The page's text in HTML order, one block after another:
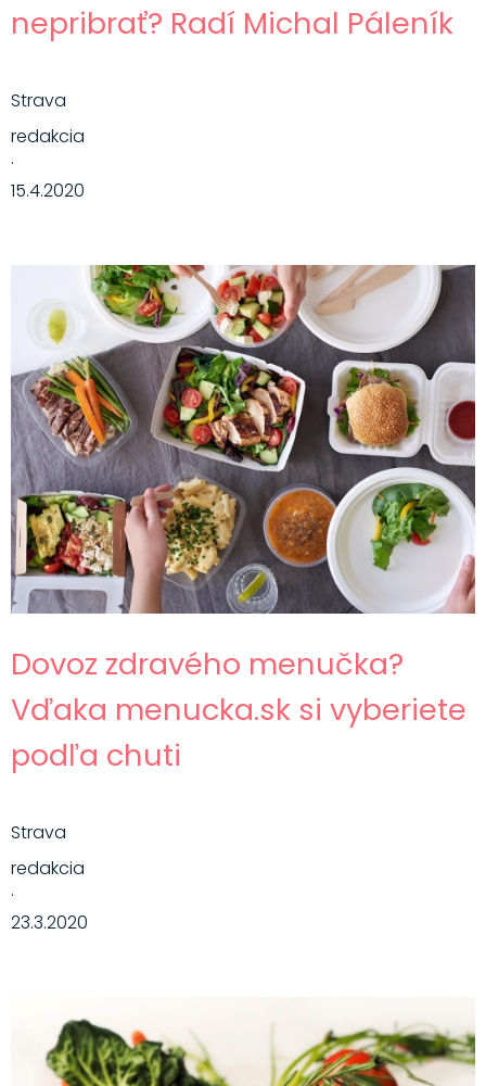
nepribrať? Radí Michal Páleník
Strava
redakcia
·
15.4.2020
Dovoz zdravého menučka?
Vďaka menucka.sk si vyberiete
podľa chuti
Strava
redakcia
·
23.3.2020